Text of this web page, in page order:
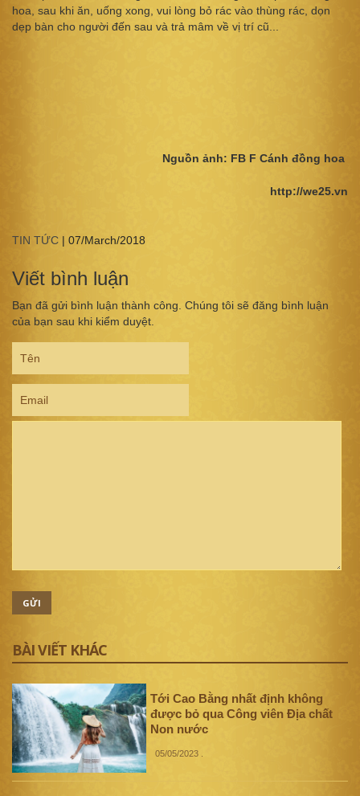
hoa, sau khi ăn, uống xong, vui lòng bỏ rác vào thùng rác, dọn
dẹp bàn cho người đến sau và trả mâm về vị trí cũ...
Nguồn ảnh: FB F Cánh đồng hoa
http://we25.vn
TIN TỨC | 07/March/2018
Viết bình luận
Bạn đã gửi bình luận thành công. Chúng tôi sẽ đăng bình luận
của bạn sau khi kiểm duyệt.
GỬI
BÀI VIẾT KHÁC
Tới Cao Bằng nhất định không
được bỏ qua Công viên Địa chất
Non nước
05/05/2023